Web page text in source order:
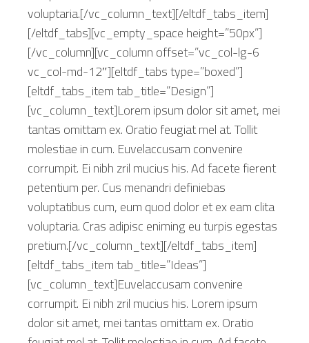
voluptaria.[/vc_column_text][/eltdf_tabs_item]
[/eltdf_tabs][vc_empty_space height=”50px”]
[/vc_column][vc_column offset=”vc_col-lg-6
vc_col-md-12″][eltdf_tabs type=”boxed”]
[eltdf_tabs_item tab_title=”Design”]
[vc_column_text]Lorem ipsum dolor sit amet, mei
tantas omittam ex. Oratio feugiat mel at. Tollit
molestiae in cum. Euvelaccusam convenire
corrumpit. Ei nibh zril mucius his. Ad facete fierent
petentium per. Cus menandri definiebas
voluptatibus cum, eum quod dolor et ex eam clita
voluptaria. Cras adipisc eniming eu turpis egestas
pretium.[/vc_column_text][/eltdf_tabs_item]
[eltdf_tabs_item tab_title=”Ideas”]
[vc_column_text]Euvelaccusam convenire
corrumpit. Ei nibh zril mucius his. Lorem ipsum
dolor sit amet, mei tantas omittam ex. Oratio